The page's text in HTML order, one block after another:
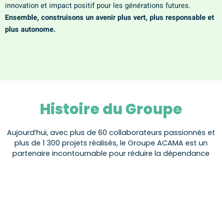
innovation et impact positif pour les générations futures.
Ensemble, construisons un avenir plus vert, plus responsable et
plus autonome.
Histoire du Groupe
Aujourd’hui, avec plus de 60 collaborateurs passionnés et
plus de 1 300 projets réalisés, le Groupe ACAMA est un
partenaire incontournable pour réduire la dépendance